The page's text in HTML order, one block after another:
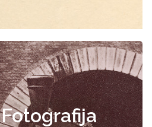
Fotografija